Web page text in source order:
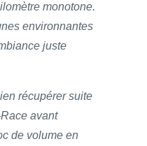
monotone.
environnantes
juste
récupérer suite
avant
de volume en